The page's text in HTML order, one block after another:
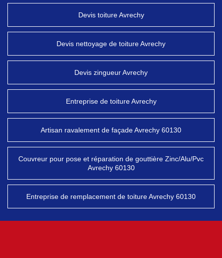
Devis toiture Avrechy
Devis nettoyage de toiture Avrechy
Devis zingueur Avrechy
Entreprise de toiture Avrechy
Artisan ravalement de façade Avrechy 60130
Couvreur pour pose et réparation de gouttière Zinc/Alu/Pvc
Avrechy 60130
Entreprise de remplacement de toiture Avrechy 60130